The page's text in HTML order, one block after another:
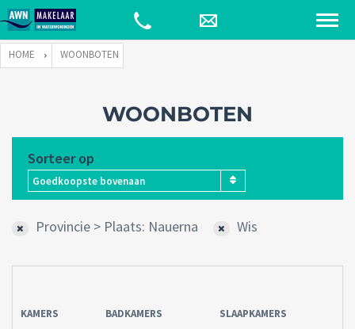
HOME WOONBOTEN
WOONBOTEN
Sorteer op
Goedkoopste bovenaan
Provincie > Plaats: Nauerna Wis
KAMERS BADKAMERS SLAAPKAMERS